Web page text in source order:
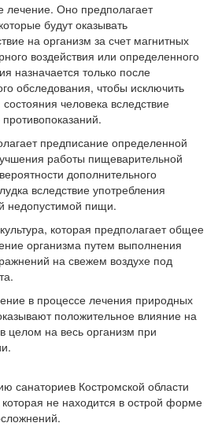
лечение. Оно предполагает
будут оказывать
на организм за счет магнитных
воздействия или определенного
назначается только после
обследования, чтобы исключить
человека вследствие
предписание определенной
работы пищеварительной
дополнительного
вследствие употребления
недопустимой пищи.
которая предполагает общее
организма путем выполнения
на свежем воздухе под
в процессе лечения природных
положительное влияние на
целом на весь организм при
санаториев Костромской области
не находится в острой форме